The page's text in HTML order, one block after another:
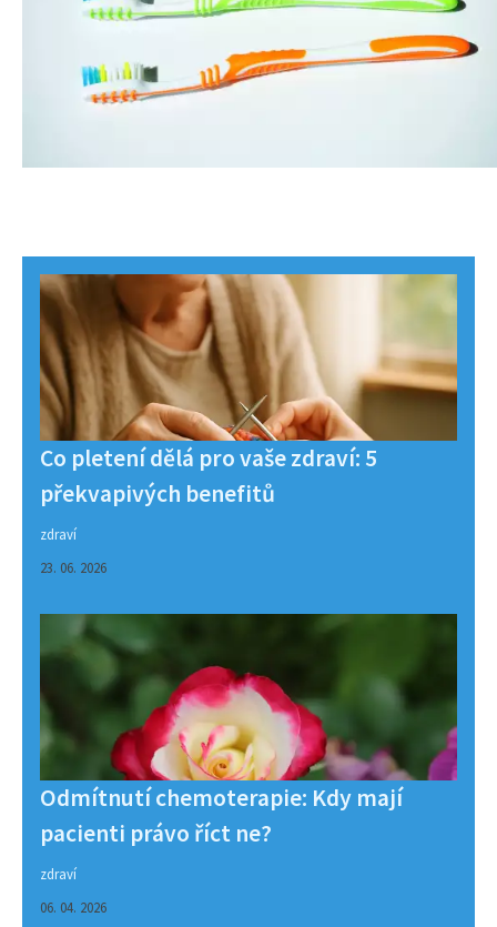
Co pletení dělá pro vaše zdraví: 5
překvapivých benefitů
zdraví
23. 06. 2026
Odmítnutí chemoterapie: Kdy mají
pacienti právo říct ne?
zdraví
06. 04. 2026